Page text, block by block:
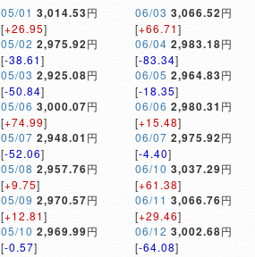
05/01 3,014.53円
[+26.95]
05/02 2,975.92円
[-38.61]
05/03 2,925.08円
[-50.84]
05/06 3,000.07円
[+74.99]
05/07 2,948.01 円
[-52.06]
05/08 2,957.76円
[+9.75]
05/09 2,970.57円
[+12.81]
05/10 2,969.99円
[-0.57]
06/03 3,066.52円
[+66.71]
06/04 2,983.18円
[-83.34]
06/05 2,964.83円
[-18.35]
06/06 2,980.31 円
[+15.48]
06/07 2,975.92円
[-4.40]
06/10 3,037.29円
[+61.38]
06/11 3,066.76円
[+29.46]
06/12 3,002.68円
[-64.08]